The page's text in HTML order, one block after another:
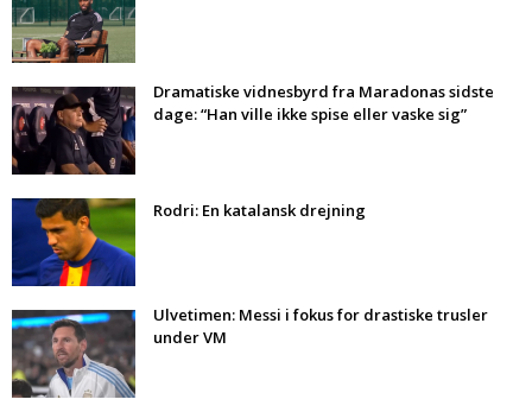
Dramatiske vidnesbyrd fra Maradonas sidste
dage: “Han ville ikke spise eller vaske sig”
Rodri: En katalansk drejning
Ulvetimen: Messi i fokus for drastiske trusler
under VM